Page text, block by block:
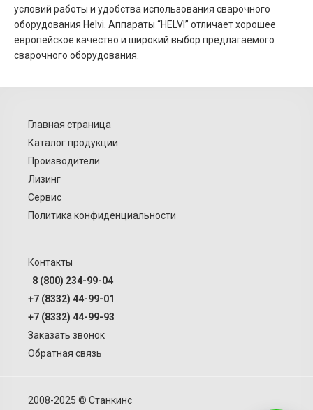
условий работы и удобства использования сварочного
оборудования Helvi. Аппараты “HELVI” отличает хорошее
европейское качество и широкий выбор предлагаемого
сварочного оборудования.
Главная страница
Каталог продукции
Производители
Лизинг
Сервис
Политика конфиденциальности
Контакты
8 (800) 234-99-04
+7 (8332) 44-99-01
+7 (8332) 44-99-93
Заказать звонок
Обратная связь
2008-2025 © Станкинс